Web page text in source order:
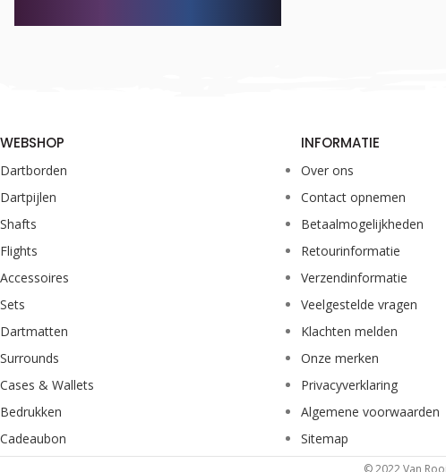
WEBSHOP
Dartborden
Dartpijlen
Shafts
Flights
Accessoires
Sets
Dartmatten
Surrounds
Cases & Wallets
Bedrukken
Cadeaubon
INFORMATIE
Over ons
Contact opnemen
Betaalmogelijkheden
Retourinformatie
Verzendinformatie
Veelgestelde vragen
Klachten melden
Onze merken
Privacyverklaring
Algemene voorwaarden
Sitemap
© 2022 Van